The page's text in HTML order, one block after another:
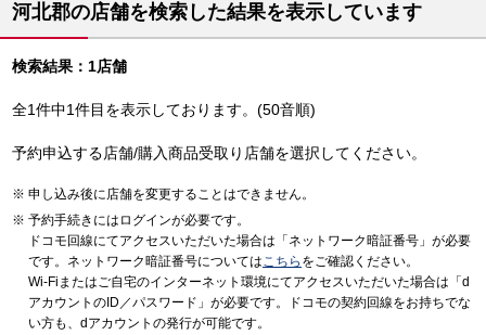
河北郡の店舗を検索した結果を表示しています
検索結果：1店舗
全1件中1件目を表示しております。(50音順)
予約申込する店舗/購入商品受取り店舗を選択してください。
申し込み後に店舗を変更することはできません。
予約手続きにはログインが必要です。
ドコモ回線にてアクセスいただいた場合は「ネットワーク暗証番号」が必要
です。ネットワーク暗証番号についてはこちら をご確認ください。
Wi-Fiまたはご自宅のインターネット環境にてアクセスいただいた場合は「d
アカウントのID／パスワード」が必要です。ドコモの契約回線をお持ちでな
い方も、dアカウントの発行が可能です。